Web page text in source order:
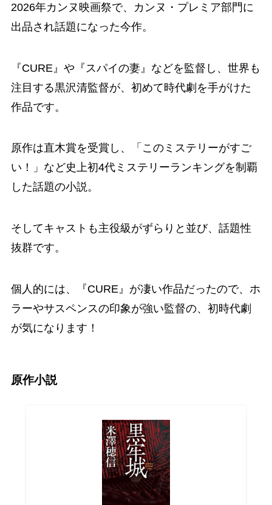
2026年カンヌ映画祭で、カンヌ・プレミア部門に
出品され話題になった今作。
『CURE』や『スパイの妻』などを監督し、世界も
注目する黒沢清監督が、初めて時代劇を手がけた
作品です。
原作は直木賞を受賞し、「このミステリーがすご
い！」など史上初4代ミステリーランキングを制覇
した話題の小説。
そしてキャストも主役級がずらりと並び、話題性
抜群です。
個人的には、『CURE』が凄い作品だったので、ホ
ラーやサスペンスの印象が強い監督の、初時代劇
が気になります！
原作小説